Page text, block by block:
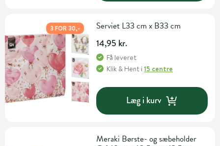
3 FOR 30,- Serviet L33 cm x B33 cm
14,95 kr.
Få leveret
Klik & Hent i15 centre
Læg i kurv
Meraki Børste- og sæbeholder